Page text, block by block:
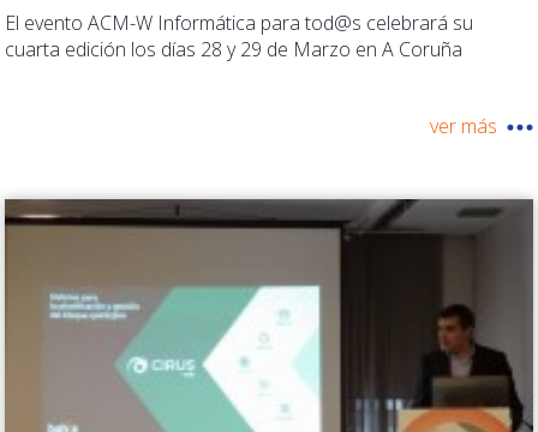
El evento ACM-W Informática para tod@s celebrará su
cuarta edición los días 28 y 29 de Marzo en A Coruña
ver más